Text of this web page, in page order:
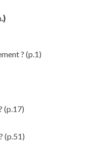
? (p.1)
(p.17)
(p.51)